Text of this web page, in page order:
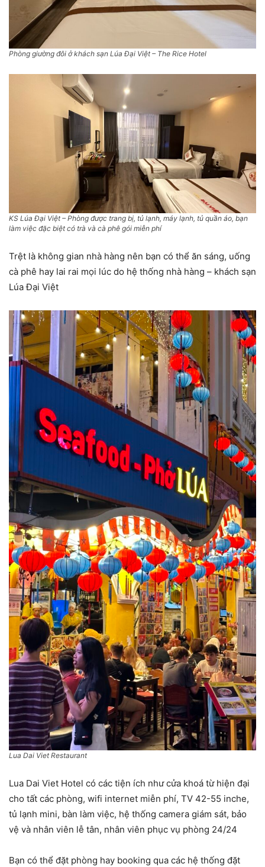
Phòng giường đôi ở khách sạn Lúa Đại Việt– The Rice Hotel
KS Lúa Đại Việt – Phòng được trang bị, tủ lạnh, máy lạnh, tủ quần áo, bạn
làm việc đặc biệt có trà và cà phê gói miễn phí
Trệt là không gian nhà hàng nên bạn có thể ăn sáng, uống
cà phê hay lai rai mọi lúc do hệ thống nhà hàng – khách sạn
Lúa Đại Việt
Lua Dai Viet Restaurant
Lua Dai Viet Hotel có các tiện ích như cửa khoá từ hiện đại
cho tất các phòng, wifi internet miễn phí, TV 42-55 inche,
tủ lạnh mini, bàn làm việc, hệ thống camera giám sát, bảo
vệ và nhân viên lễ tân, nhân viên phục vụ phòng 24/24
Bạn có thể đặt phòng hay booking qua các hệ thống đặt